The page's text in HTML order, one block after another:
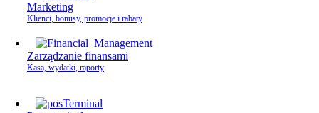
Marketing
Klienci, bonusy, promocje i rabaty
Zarządzanie finansami
Kasa, wydatki, raporty